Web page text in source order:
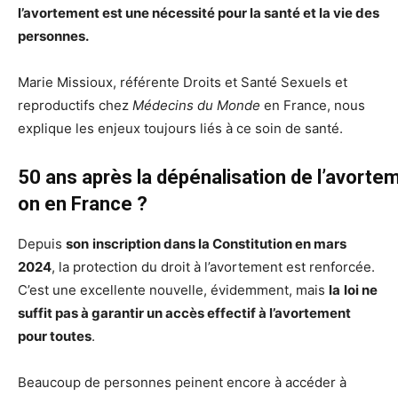
l’avortement est une nécessité pour la santé et la vie des
personnes.
Marie Missioux, référente Droits et Santé Sexuels et
reproductifs chez Médecins du Monde en France, nous
explique les enjeux toujours liés à ce soin de santé.
50 ans après la dépénalisation de
on en France ?
Depuis son inscription dans la Constitution en mars
2024, la protection du droit à l’avortement est renforcée.
C’est une excellente nouvelle, évidemment, mais la loi ne
suffit pas à garantir un accès effectif à l’avortement
pour toutes.
Beaucoup de personnes peinent encore à accéder à